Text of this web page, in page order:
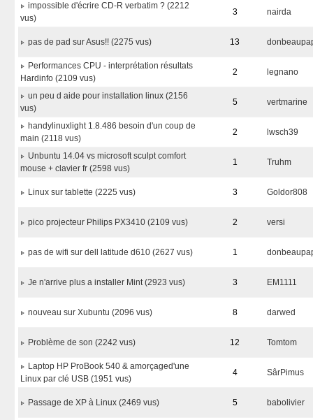
impossible d'écrire CD-R verbatim ? (2212
vus)
3 nairda
pas de pad sur Asus!! (2275 vus) 13
Performances CPU - interprétation résultats
Hardinfo (2109 vus)
2 legnano
un peu d aide pour installation linux (2156
vus)
5 vertmarine
handylinuxlight 1.8.486 besoin d'un coup de
main (2118 vus)
2 lwsch39
Unbuntu 14.04 vs microsoft sculpt comfort
mouse + clavier fr (2598 vus)
1 Truhm
Linux sur tablette (2225 vus) 3 Goldor808
pico projecteur Philips PX3410 (2109 vus) 2 versi
pas de wifi sur dell latitude d610 (2627 vus) 1
Je n'arrive plus a installer Mint (2923 vus) 3 EM1111
nouveau sur Xubuntu (2096 vus) 8 darwed
Problème de son (2242 vus) 12 Tomtom
Laptop HP ProBook 540 & amorçaged'une
Linux par clé USB (1951 vus)
4 SârPimus
Passage de XP à Linux (2469 vus) 5 babolivier